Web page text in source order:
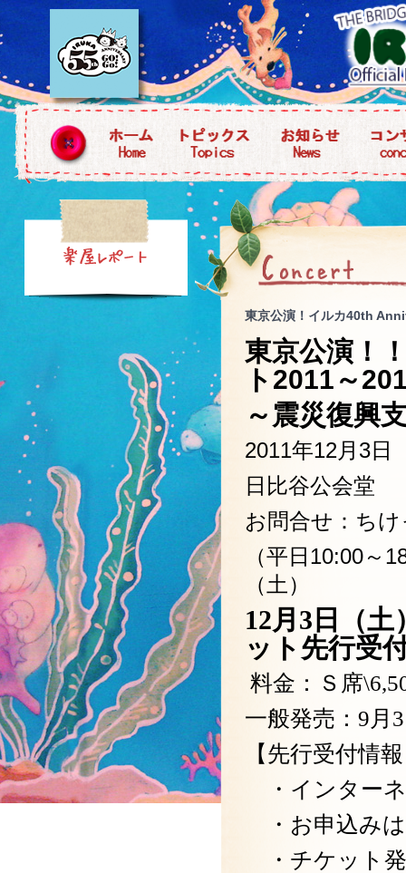
東京公演！イルカ40th
東京公演！
ト2011～
～震災復興
2011年12月3日
日比谷公会堂
お問合せ：ち
（平日10:00～
（土）
12月3日（
ット先行受
料金：Ｓ席
一般発売：9月
【先行受付情
・インター
・お申込みは
・チケット発